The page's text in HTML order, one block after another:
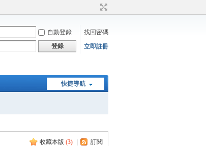
自動登錄
找回密碼
登錄 立即註冊
快捷導航
收藏本版 (3) 訂閱